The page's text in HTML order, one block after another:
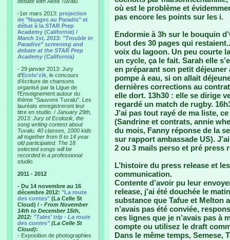
-1er mars 2013: projection
de "Nuages au Paradis" et
débat à la STAR Prep
Academy (Californie) /
March 1st, 2013: "Trouble in
Paradise" screening and
debate at the STAR Prep
Academy (California)
- 29 janvier 2013: Jury
d'Ecolo'zik , le concours
d'écriture de chansons
organisé par la Ligue de
l'Enseignement autour du
thème "Sauvons Tuvalu". Les
lauréats enregistreront leur
titre en studio. / January 29th,
2013: Jury of Ecolozik, the
song writing contest about
Tuvalu. 40 classes, 1000 kids
all together from 8 to 14 year
old participated. The 18
selected songs will be
recorded in a professional
studio.
2011 - 2012
- Du 14 novembre au 16
décembre 2012: "La route
des contes" (La Celle St
Cloud) / - From November
14th to December 15th,
2012: "Tales' trip - La route
des contes"(La Celle St
Cloud):
- Exposition de photographies
où est le problème et
pas encore les points sur les i.
Endormie à 3h sur le bouquin
bout des 30 pages qui
voix du lagoon. Un peu courte
un cycle, ça le fait. Sarah elle
en préparant son petit
pompe à eau, si on allait
dernières corrections au
elle dort. 13h30 : elle se dirige
regardé un match de rugby.
J’ai pas tout rayé de ma liste,
(Sandrine et contrats, annie
du mois, Fanny réponse de la
sur rapport ambassade US).
2 ou 3 mails perso et pré press
L’histoire du press release et
communication.
Contente d’avoir pu leur
release, j’ai été douchée le
substance que Tafue et Melton
n’avais pas été conviée,
ces lignes que je n’avais pas à
compte ou utilisez le draft
Dans le même temps, Semese,